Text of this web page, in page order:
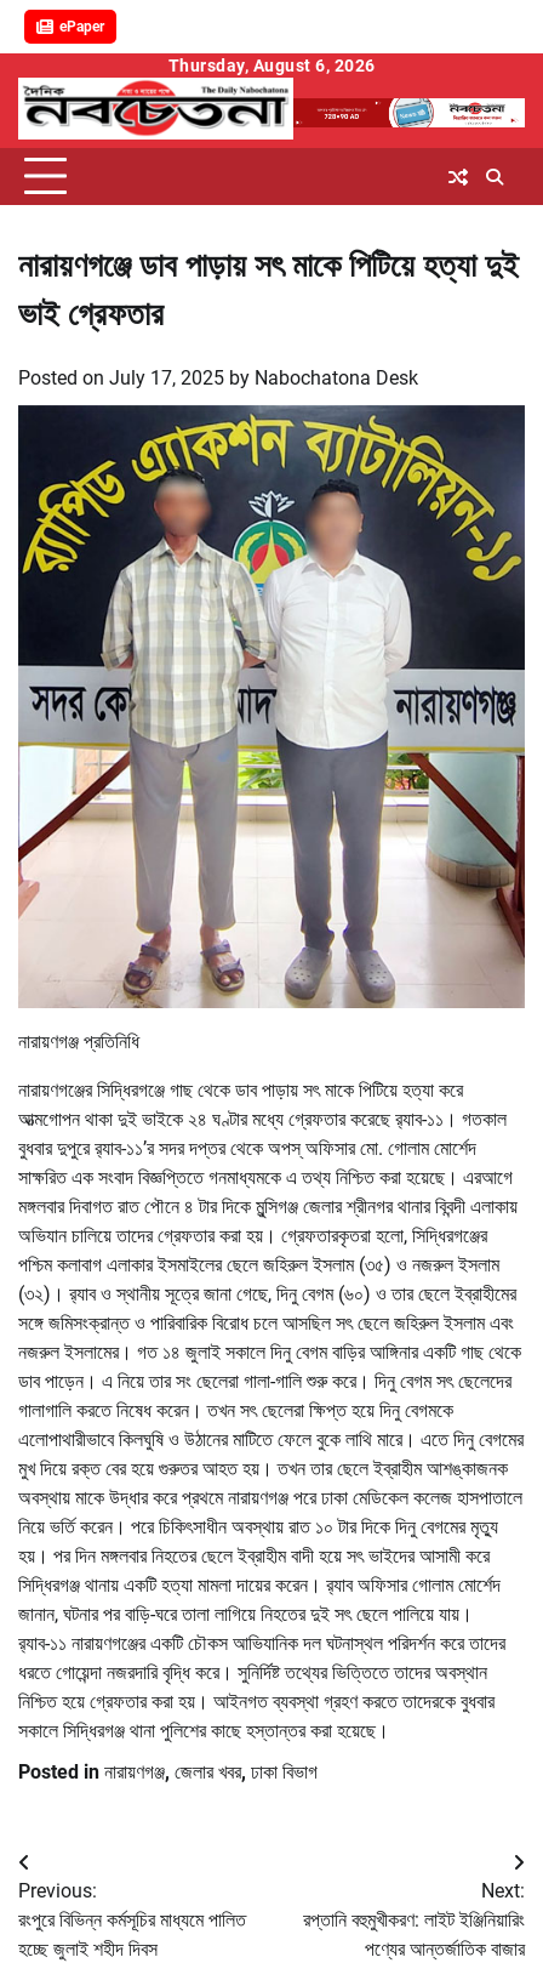
ePaper
content
Thursday, August 6, 2026
নারায়ণগঞ্জে ডাব পাড়ায় সৎ মাকে পিটিয়ে হত্যা দুই
ভাই গ্রেফতার
Posted on July 17, 2025 by Nabochatona Desk
নারায়ণগঞ্জ প্রতিনিধি
নারায়ণগঞ্জের সিদ্ধিরগঞ্জে গাছ থেকে ডাব পাড়ায় সৎ মাকে পিটিয়ে হত্যা করে
আত্মগোপন থাকা দুই ভাইকে ২৪ ঘণ্টার মধ্যে গ্রেফতার করেছে র‌্যাব-১১। গতকাল
বুধবার দুপুরে র‌্যাব-১১’র সদর দপ্তর থেকে অপস্ অফিসার মো. গোলাম মোর্শেদ
সাক্ষরিত এক সংবাদ বিজ্ঞপ্তিতে গনমাধ্যমকে এ তথ্য নিশ্চিত করা হয়েছে। এরআগে
মঙ্গলবার দিবাগত রাত পৌনে ৪ টার দিকে মুন্সিগঞ্জ জেলার শ্রীনগর থানার বিবন্দী এলাকায়
অভিযান চালিয়ে তাদের গ্রেফতার করা হয়। গ্রেফতারকৃতরা হলো, সিদ্ধিরগঞ্জের
পশ্চিম কলাবাগ এলাকার ইসমাইলের ছেলে জহিরুল ইসলাম (৩৫) ও নজরুল ইসলাম
(৩২)। র‌্যাব ও স্থানীয় সূত্রে জানা গেছে, দিনু বেগম (৬০) ও তার ছেলে ইব্রাহীমের
সঙ্গে জমিসংক্রান্ত ও পারিবারিক বিরোধ চলে আসছিল সৎ ছেলে জহিরুল ইসলাম এবং
নজরুল ইসলামের। গত ১৪ জুলাই সকালে দিনু বেগম বাড়ির আঙ্গিনার একটি গাছ থেকে
ডাব পাড়েন। এ নিয়ে তার সং ছেলেরা গালা-গালি শুরু করে। দিনু বেগম সৎ ছেলেদের
গালাগালি করতে নিষেধ করেন। তখন সৎ ছেলেরা ক্ষিপ্ত হয়ে দিনু বেগমকে
এলোপাথারীভাবে কিলঘুষি ও উঠানের মাটিতে ফেলে বুকে লাথি মারে। এতে দিনু বেগমের
মুখ দিয়ে রক্ত বের হয়ে গুরুতর আহত হয়। তখন তার ছেলে ইব্রাহীম আশঙ্কাজনক
অবস্থায় মাকে উদ্ধার করে প্রথমে নারায়ণগঞ্জ পরে ঢাকা মেডিকেল কলেজ হাসপাতালে
নিয়ে ভর্তি করেন। পরে চিকিৎসাধীন অবস্থায় রাত ১০ টার দিকে দিনু বেগমের মৃত্যু
হয়। পর দিন মঙ্গলবার নিহতের ছেলে ইব্রাহীম বাদী হয়ে সৎ ভাইদের আসামী করে
সিদ্ধিরগঞ্জ থানায় একটি হত্যা মামলা দায়ের করেন। র‌্যাব অফিসার গোলাম মোর্শেদ
জানান, ঘটনার পর বাড়ি-ঘরে তালা লাগিয়ে নিহতের দুই সৎ ছেলে পালিয়ে যায়।
র‌্যাব-১১ নারায়ণগঞ্জের একটি চৌকস আভিযানিক দল ঘটনাস্থল পরিদর্শন করে তাদের
ধরতে গোয়েন্দা নজরদারি বৃদ্ধি করে। সুনির্দিষ্ট তথ্যের ভিত্তিতে তাদের অবস্থান
নিশ্চিত হয়ে গ্রেফতার করা হয়। আইনগত ব্যবস্থা গ্রহণ করতে তাদেরকে বুধবার
সকালে সিদ্ধিরগঞ্জ থানা পুলিশের কাছে হস্তান্তর করা হয়েছে।
Posted in নারায়ণগঞ্জ, জেলার খবর, ঢাকা বিভাগ
Post
navigation
Previous:
রংপুরে বিভিন্ন কর্মসূচির মাধ্যমে পালিত
হচ্ছে জুলাই শহীদ দিবস
Next:
রপ্তানি বহুমুখীকরণ: লাইট ইঞ্জিনিয়ারিং
পণ্যের আন্তর্জাতিক বাজার